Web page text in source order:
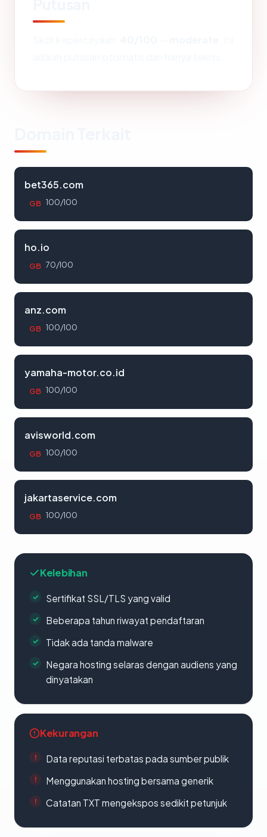
bet365.com
GB 100/100
ho.io
GB 70/100
anz.com
GB 100/100
yamaha-motor.co.id
GB 100/100
avisworld.com
GB 100/100
jakartaservice.com
GB 100/100
Kelebihan
Sertifikat SSL/TLS yang valid
Beberapa tahun riwayat pendaftaran
Tidak ada tanda malware
Negara hosting selaras dengan audiens yang
dinyatakan
Kekurangan
Data reputasi terbatas pada sumber publik
Menggunakan hosting bersama generik
Catatan TXT mengekspos sedikit petunjuk